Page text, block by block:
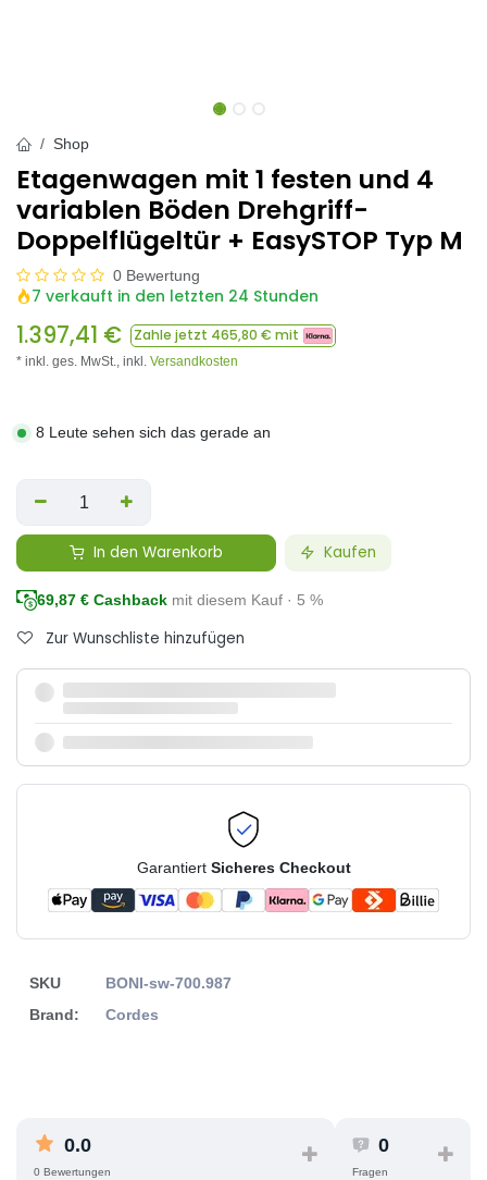
Shop
Etagenwagen mit 1 festen und 4
variablen Böden Drehgriff-
Doppelflügeltür + EasySTOP Typ M
0 Bewertung
7 verkauft in den letzten 24 Stunden
1.397,41 € Zahle jetzt 465,80 € mit
* inkl. ges. MwSt., inkl. Versandkosten
8 Leute sehen sich das gerade an
In den Warenkorb Kaufen
69,87 € Cashback mit diesem Kauf · 5 %
Zur Wunschliste hinzufügen
Garantiert Sicheres Checkout
SKU
BONI-sw-700.987
Brand:
Cordes
0.0
0 Bewertungen
0
Fragen